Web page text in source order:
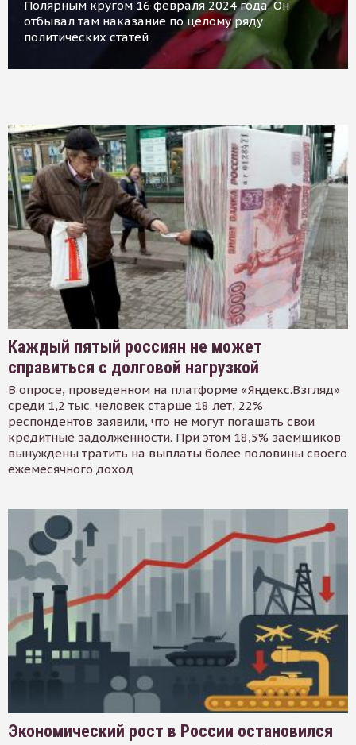
Полярным кругом 16 февраля 2024 года. Он
отбывал там наказание по целому ряду
политических статей
Каждый пятый россиян не может
справиться с долговой нагрузкой
В опросе, проведенном на платформе «Яндекс.Взгляд»
среди 1,2 тыс. человек старше 18 лет, 22%
респондентов заявили, что не могут погашать свои
кредитные задолженности. При этом 18,5% заемщиков
вынуждены тратить на выплаты более половины своего
ежемесячного доход
Экономический рост в России остановился